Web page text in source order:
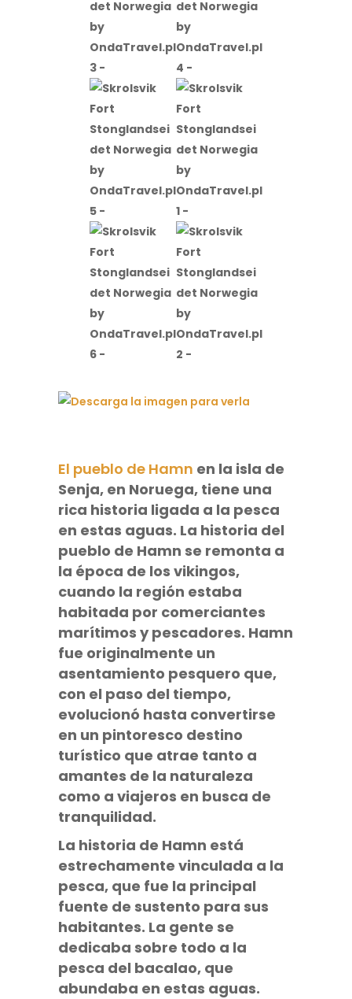
El pueblo de Hamn en la isla de
Senja, en Noruega, tiene una
rica historia ligada a la pesca
en estas aguas. La historia del
pueblo de Hamn se remonta a
la época de los vikingos,
cuando la región estaba
habitada por comerciantes
marítimos y pescadores. Hamn
fue originalmente un
asentamiento pesquero que,
con el paso del tiempo,
evolucionó hasta convertirse
en un pintoresco destino
turístico que atrae tanto a
amantes de la naturaleza
como a viajeros en busca de
tranquilidad.
La historia de Hamn está
estrechamente vinculada a la
pesca, que fue la principal
fuente de sustento para sus
habitantes. La gente se
dedicaba sobre todo a la
pesca del bacalao, que
abundaba en estas aguas.